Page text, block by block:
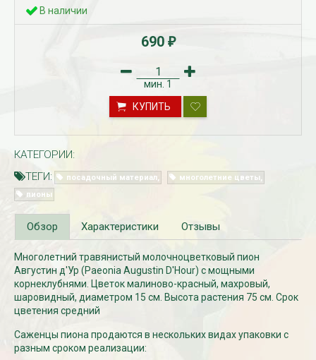
Рассада Незабудка
контейнере p9
340
Рассада
340₽
ШПАЛЕРЫ И ДР.
Дата:11.03.2024
Дата:29.02.2024
В наличии
690 ₽
мин. 1
КУПИТЬ
КАТЕГОРИИ:
ТЕГИ:
посадочный материал
многолетние цветы
пионы
Обзор Характеристики Отзывы
Многолетний травянистый молочноцветковый пион
Августин д'Ур (Paeonia Augustin D'Hour) с мощными
корнеклубнями. Цветок малиново-красный, махровый,
шаровидный, диаметром 15 см. Высота растения 75 см. Срок
цветения средний
Саженцы пиона продаются в нескольких видах упаковки с
разным сроком реализации: